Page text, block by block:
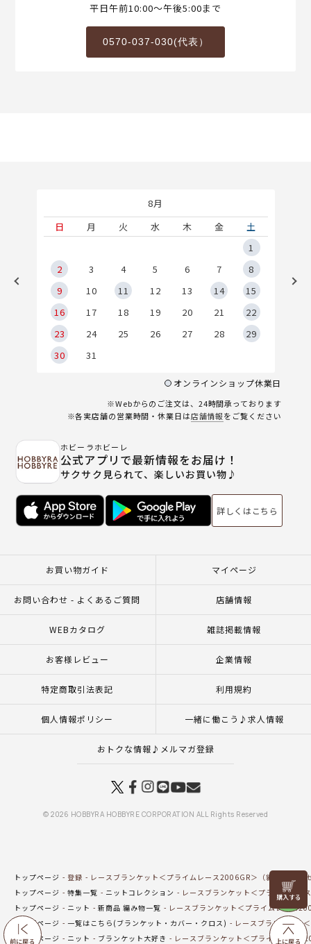
前に戻る
リリヤン
フェア
上に戻る
平日午前10:00～午後5:00まで
0570-037-030(代表）
8月
日
月 火 水 木 金
土
1
2
3 4 5 6 7
8
9
10 11 12 13 14
15
16
17 18 19 20 21
22
23
24 25 26 27 28
29
30
31
オンラインショップ休業日
※Webからのご注文は、24時間承っております
※各実店舗の営業時間・休業日は店舗情報をご覧ください
ホビーラホビーレ
公式アプリで最新情報をお届け！
サクサク見られて、楽しいお買い物♪
詳しくはこちら
お買い物ガイド マイページ
お問い合わせ - よくあるご質問 店舗情報
WEBカタログ 雑誌掲載情報
お客様レビュー 企業情報
特定商取引法表記 利用規約
個人情報ポリシー 一緒に働こう♪求人情報
おトクな情報♪メルマガ登録
© 2026 HOBBYRA HOBBYRE CORPORATION ALL Rights Reserved
トップページ 登録
レースブランケット＜プライムレース2006GR＞（編み物 材料
トップページ
特集一覧 ニットコレクション
レースブランケット＜プライムレー
トップページ
ニット 新商品 編み物一覧
レースブランケット＜プライムレース
トップページ
一覧はこちら(ブランケット・カバー・クロス)
レースブランケット
トップページ
ニット ブランケット大好き レースブランケット＜プライムレース